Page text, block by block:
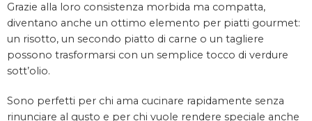
Grazie alla loro consistenza morbida ma compatta,
diventano anche un ottimo elemento per piatti gourmet:
un risotto, un secondo piatto di carne o un tagliere
possono trasformarsi con un semplice tocco di verdure
sott’olio.
Sono perfetti per chi ama cucinare rapidamente senza
rinunciare al gusto e per chi vuole rendere speciale anche